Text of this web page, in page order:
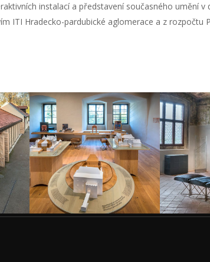
instalací a představení současného umění v
ITI Hradecko-pardubické aglomerace a z rozpočtu